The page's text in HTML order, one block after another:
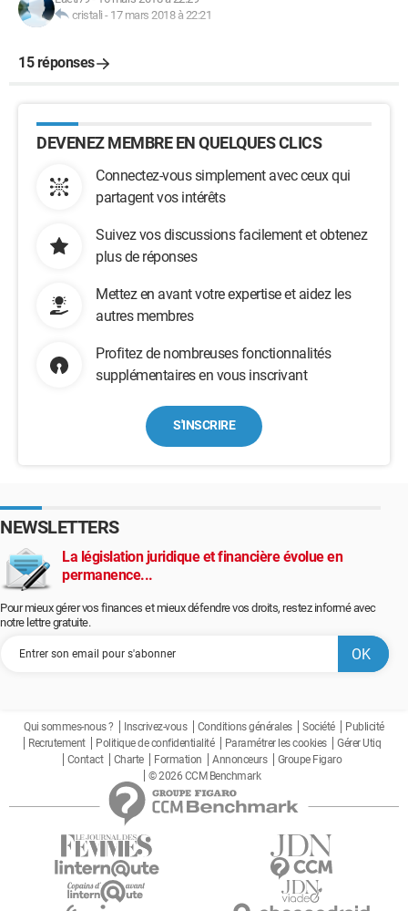
cristali - 17 mars 2018 à 22:21
15 réponses
DEVENEZ MEMBRE EN QUELQUES CLICS
Connectez-vous simplement avec ceux qui
partagent vos intérêts
Suivez vos discussions facilement et obtenez
plus de réponses
Mettez en avant votre expertise et aidez les
autres membres
Profitez de nombreuses fonctionnalités
supplémentaires en vous inscrivant
S'INSCRIRE
NEWSLETTERS
La législation juridique et financière évolue en
permanence...
Pour mieux gérer vos finances et mieux défendre vos droits, restez informé avec
notre lettre gratuite.
Qui sommes-nous ? Inscrivez-vous Conditions générales Société
Publicité
Recrutement
Politique de confidentialité Paramétrer les cookies
Gérer Utiq
Contact
Charte Formation Annonceurs
Groupe Figaro
© 2026 CCM Benchmark